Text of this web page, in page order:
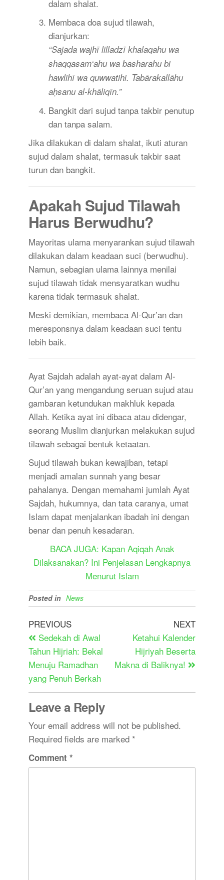
dalam shalat.
Membaca doa sujud tilawah,
dianjurkan:
“Sajada wajhī lilladzī khalaqahu wa
shaqqasam‘ahu wa basharahu bi
hawlihī wa quwwatihi. Tabārakallāhu
aḥsanu al-khāliqīn.”
Bangkit dari sujud tanpa takbir penutup
dan tanpa salam.
Jika dilakukan di dalam shalat, ikuti aturan
sujud dalam shalat, termasuk takbir saat
turun dan bangkit.
Apakah Sujud Tilawah
Harus Berwudhu?
Mayoritas ulama menyarankan sujud tilawah
dilakukan dalam keadaan suci (berwudhu).
Namun, sebagian ulama lainnya menilai
sujud tilawah tidak mensyaratkan wudhu
karena tidak termasuk shalat.
Meski demikian, membaca Al-Qur’an dan
meresponsnya dalam keadaan suci tentu
lebih baik.
Ayat Sajdah adalah ayat-ayat dalam Al-
Qur’an yang mengandung seruan sujud atau
gambaran ketundukan makhluk kepada
Allah. Ketika ayat ini dibaca atau didengar,
seorang Muslim dianjurkan melakukan sujud
tilawah sebagai bentuk ketaatan.
Sujud tilawah bukan kewajiban, tetapi
menjadi amalan sunnah yang besar
pahalanya. Dengan memahami jumlah Ayat
Sajdah, hukumnya, dan tata caranya, umat
Islam dapat menjalankan ibadah ini dengan
benar dan penuh kesadaran.
BACA JUGA: Kapan Aqiqah Anak
Dilaksanakan? Ini Penjelasan Lengkapnya
Menurut Islam
Posted in News
PREVIOUS
Sedekah di Awal
Tahun Hijriah: Bekal
Menuju Ramadhan
yang Penuh Berkah
NEXT
Ketahui Kalender
Hijriyah Beserta
Makna di Baliknya!
Leave a Reply
Your email address will not be published.
Required fields are marked *
Comment *